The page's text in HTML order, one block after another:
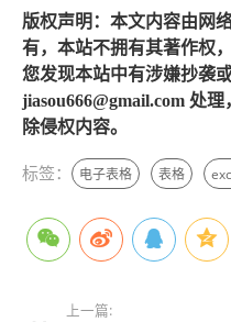
版权声明：本文内容由网
有，本站不拥有其著作权
您发现本站中有涉嫌抄袭
jiasou666@gmail.com 处
除侵权内容。
标签： 电子表格 表格
上一篇: